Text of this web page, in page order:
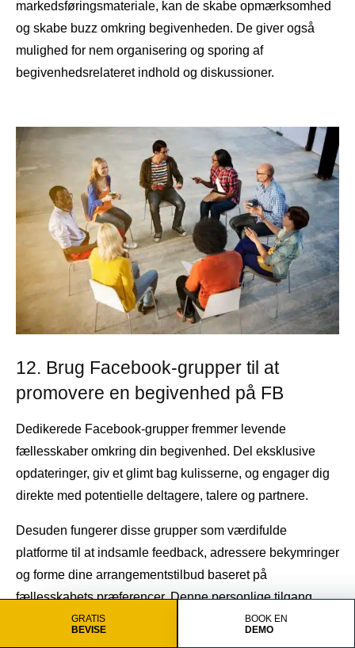
GRATIS
BEVISE
BOOK EN
DEMO
markedsføringsmateriale, kan de skabe opmærksomhed
og skabe buzz omkring begivenheden. De giver også
mulighed for nem organisering og sporing af
begivenhedsrelateret indhold og diskussioner.
12. Brug Facebook-grupper til at
promovere en begivenhed på FB
Dedikerede Facebook-grupper fremmer levende
fællesskaber omkring din begivenhed. Del eksklusive
opdateringer, giv et glimt bag kulisserne, og engager dig
direkte med potentielle deltagere, talere og partnere.
Desuden fungerer disse grupper som værdifulde
platforme til at indsamle feedback, adressere bekymringer
og forme dine arrangementstilbud baseret på
fællesskabets præferencer. Denne personlige tilgang
fremmer begivenhedsloyalitet, fremkalder mund-til-mund-